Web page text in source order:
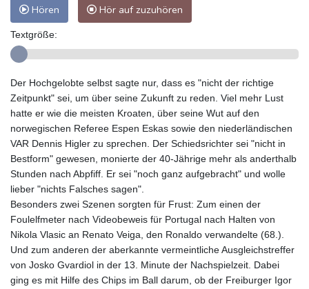
Hören Hör auf zuzuhören
Textgröße:
Der Hochgelobte selbst sagte nur, dass es "nicht der richtige
Zeitpunkt" sei, um über seine Zukunft zu reden. Viel mehr Lust
hatte er wie die meisten Kroaten, über seine Wut auf den
norwegischen Referee Espen Eskas sowie den niederländischen
VAR Dennis Higler zu sprechen. Der Schiedsrichter sei "nicht in
Bestform" gewesen, monierte der 40-Jährige mehr als anderthalb
Stunden nach Abpfiff. Er sei "noch ganz aufgebracht" und wolle
lieber "nichts Falsches sagen".
Besonders zwei Szenen sorgten für Frust: Zum einen der
Foulelfmeter nach Videobeweis für Portugal nach Halten von
Nikola Vlasic an Renato Veiga, den Ronaldo verwandelte (68.).
Und zum anderen der aberkannte vermeintliche Ausgleichstreffer
von Josko Gvardiol in der 13. Minute der Nachspielzeit. Dabei
ging es mit Hilfe des Chips im Ball darum, ob der Freiburger Igor